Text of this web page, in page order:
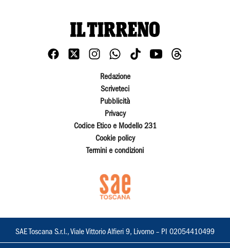
Redazione
Scriveteci
Pubblicità
Privacy
Codice Etico e Modello 231
Cookie policy
Termini e condizioni
SAE Toscana S.r.l., Viale Vittorio Alfieri 9, Livorno – PI 02054410499